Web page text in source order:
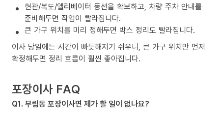
현관/복도/엘리베이터 동선을 확보하고, 차량 주차 안내를
준비해두면 작업이 빨라집니다.
큰 가구 위치를 미리 정해두면 박스 정리도 빨라집니다.
이사 당일에는 시간이 빠듯해지기 쉬우니, 큰 가구 위치만 먼저
확정해두면 정리 흐름이 훨씬 좋아집니다.
포장이사 FAQ
Q1. 부림동 포장이사면 제가 할 일이 없나요?